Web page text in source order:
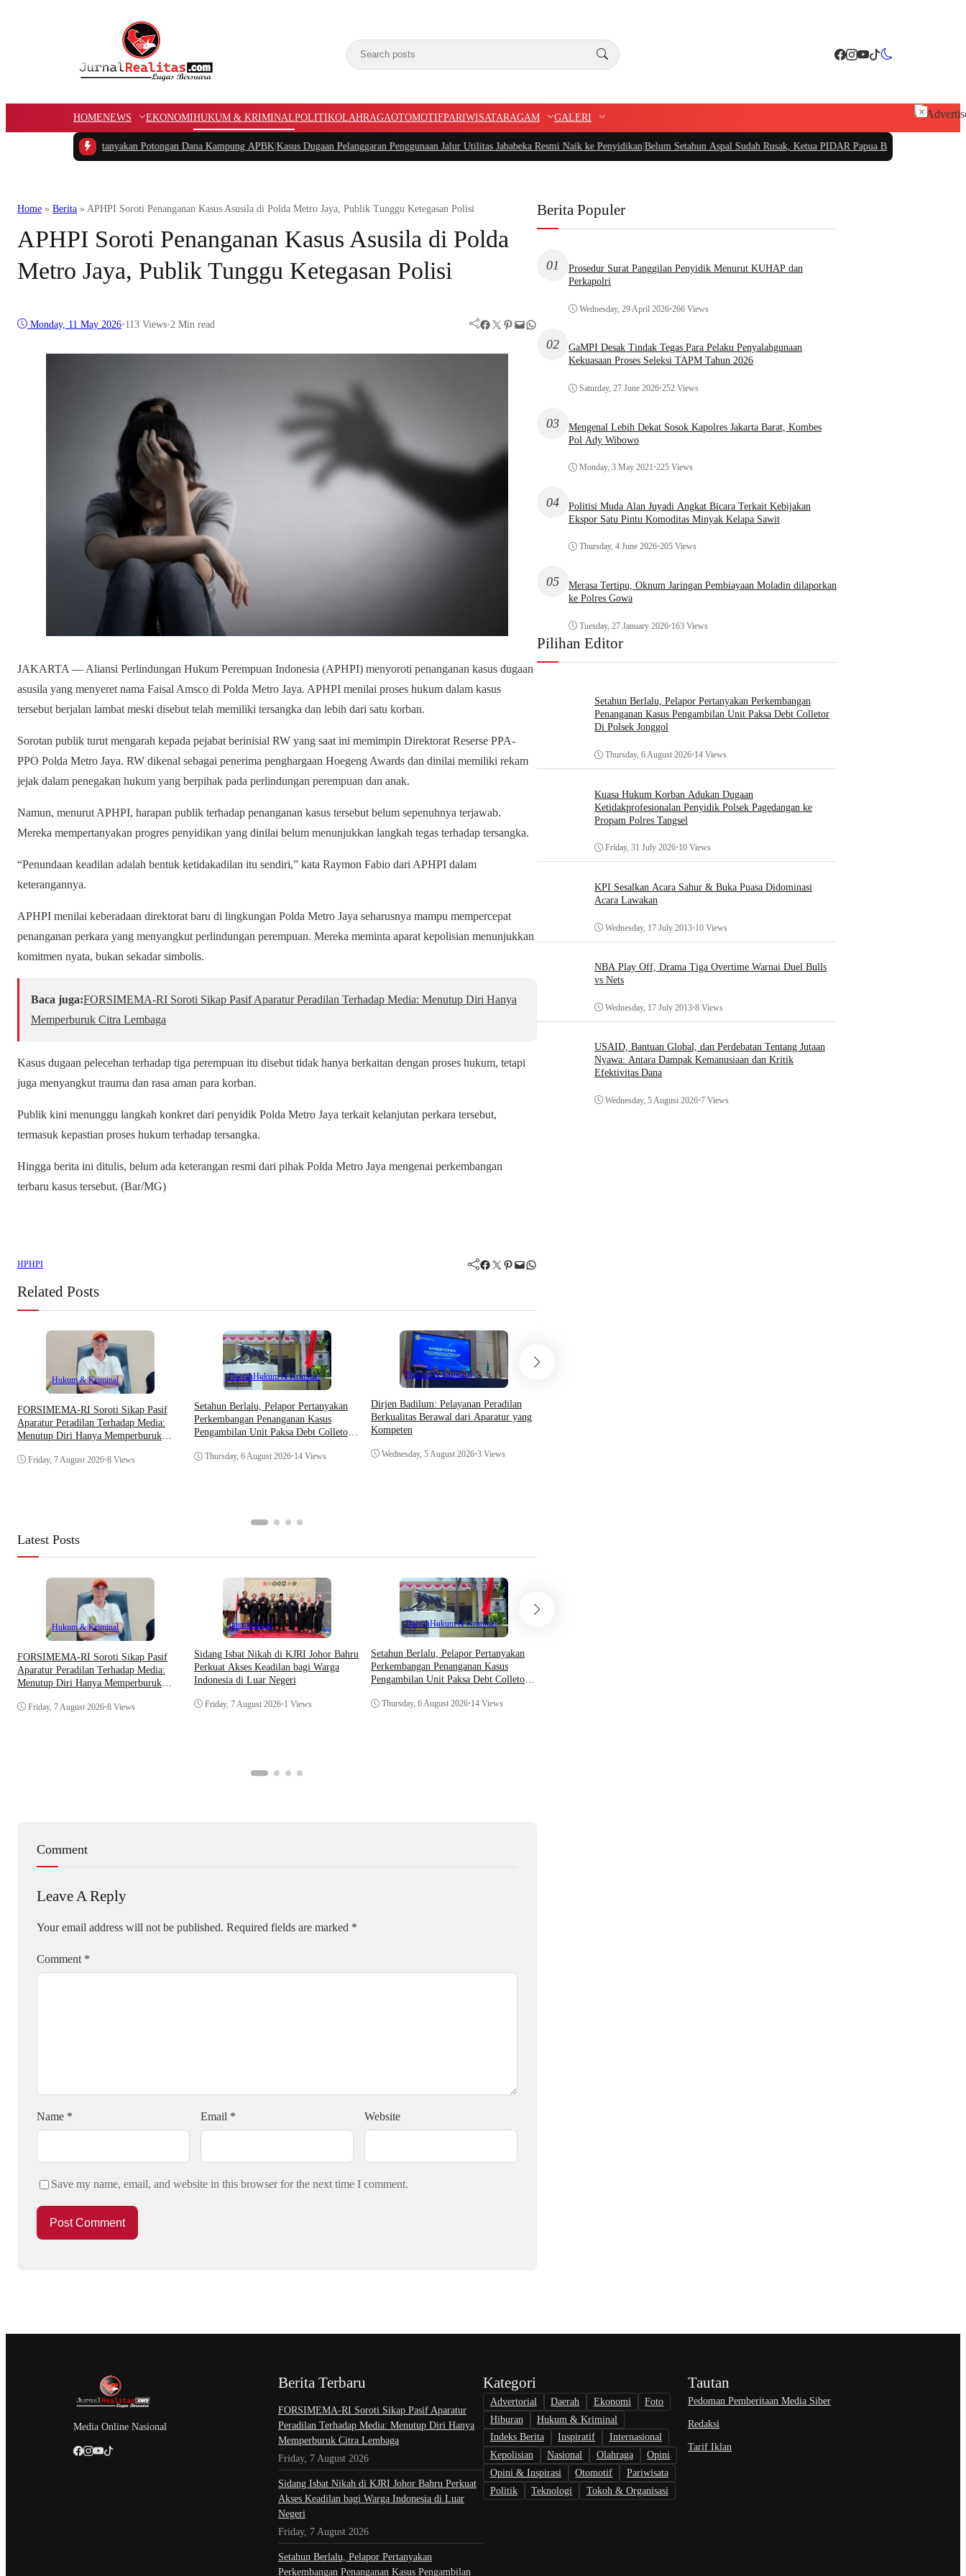
HOMENEWS EKONOMIHUKUM & KRIMINALPOLITIKOLAHRAGAOTOMOTIFPARIWISATARAGAM GALERI
Barat Pertanyakan Potongan Dana Kampung APBK|Kasus Dugaan Pelanggaran Penggunaan Jalur Utilitas Jababeka Resmi Naik ke Penyidikan|Belum Setahun Aspal Sudah Rusak, Ketua PIDAR Papua Barat Minta Kajati Papua Periksa
Home » Berita » APHPI Soroti Penanganan Kasus Asusila di Polda Metro Jaya, Publik Tunggu Ketegasan Polisi
APHPI Soroti Penanganan Kasus Asusila di Polda
Metro Jaya, Publik Tunggu Ketegasan Polisi
Monday, 11 May 2026•113 Views•2 Min read Facebook Twitter Pinterest Mail WhatsApp
JAKARTA — Aliansi Perlindungan Hukum Perempuan Indonesia (APHPI) menyoroti penanganan kasus dugaan
asusila yang menyeret nama Faisal Amsco di Polda Metro Jaya. APHPI menilai proses hukum dalam kasus
tersebut berjalan lambat meski disebut telah memiliki tersangka dan lebih dari satu korban.
Sorotan publik turut mengarah kepada pejabat berinisial RW yang saat ini memimpin Direktorat Reserse PPA-
PPO Polda Metro Jaya. RW dikenal sebagai penerima penghargaan Hoegeng Awards dan dinilai memiliki rekam
jejak dalam penegakan hukum yang berpihak pada perlindungan perempuan dan anak.
Namun, menurut APHPI, harapan publik terhadap penanganan kasus tersebut belum sepenuhnya terjawab.
Mereka mempertanyakan progres penyidikan yang dinilai belum menunjukkan langkah tegas terhadap tersangka.
“Penundaan keadilan adalah bentuk ketidakadilan itu sendiri,” kata Raymon Fabio dari APHPI dalam
keterangannya.
APHPI menilai keberadaan direktorat baru di lingkungan Polda Metro Jaya seharusnya mampu mempercepat
penanganan perkara yang menyangkut perlindungan perempuan. Mereka meminta aparat kepolisian menunjukkan
komitmen nyata, bukan sekadar simbolis.
Baca juga:​FORSIMEMA-RI Soroti Sikap Pasif Aparatur Peradilan Terhadap Media: Menutup Diri Hanya
Memperburuk Citra Lembaga
Kasus dugaan pelecehan terhadap tiga perempuan itu disebut tidak hanya berkaitan dengan proses hukum, tetapi
juga menyangkut trauma dan rasa aman para korban.
Publik kini menunggu langkah konkret dari penyidik Polda Metro Jaya terkait kelanjutan perkara tersebut,
termasuk kepastian proses hukum terhadap tersangka.
Hingga berita ini ditulis, belum ada keterangan resmi dari pihak Polda Metro Jaya mengenai perkembangan
terbaru kasus tersebut. (Bar/MG)
HPHPI Facebook Twitter Pinterest Mail WhatsApp
Related Posts
Hukum & Kriminal
​FORSIMEMA-RI Soroti Sikap Pasif
Aparatur Peradilan Terhadap Media:
Menutup Diri Hanya Memperburuk
Friday, 7 August 2026•8 Views
DaerahHukum & Kriminal
Setahun Berlalu, Pelapor Pertanyakan
Perkembangan Penanganan Kasus
Pengambilan Unit Paksa Debt Colletor
Thursday, 6 August 2026•14 Views
Hukum & Kriminal
Dirjen Badilum: Pelayanan Peradilan
Berkualitas Berawal dari Aparatur yang
Kompeten
Wednesday, 5 August 2026•3 Views
Latest Posts
Hukum & Kriminal
​FORSIMEMA-RI Soroti Sikap Pasif
Aparatur Peradilan Terhadap Media:
Menutup Diri Hanya Memperburuk
Friday, 7 August 2026•8 Views
Internasional
Sidang Isbat Nikah di KJRI Johor Bahru
Perkuat Akses Keadilan bagi Warga
Indonesia di Luar Negeri
Friday, 7 August 2026•1 Views
DaerahHukum & Kriminal
Setahun Berlalu, Pelapor Pertanyakan
Perkembangan Penanganan Kasus
Pengambilan Unit Paksa Debt Colletor
Thursday, 6 August 2026•14 Views
Comment
Leave A Reply
Your email address will not be published. Required fields are marked *
Comment *
Name * Email * Website
Save my name, email, and website in this browser for the next time I comment.
Berita Populer
01
Prosedur Surat Panggilan Penyidik Menurut KUHAP dan
Perkapolri
Wednesday, 29 April 2026•266 Views
02
GaMPI Desak Tindak Tegas Para Pelaku Penyalahgunaan
Kekuasaan Proses Seleksi TAPM Tahun 2026
Saturday, 27 June 2026•252 Views
03
Mengenal Lebih Dekat Sosok Kapolres Jakarta Barat, Kombes
Pol Ady Wibowo
Monday, 3 May 2021•225 Views
04
Politisi Muda Alan Juyadi Angkat Bicara Terkait Kebijakan
Ekspor Satu Pintu Komoditas Minyak Kelapa Sawit
Thursday, 4 June 2026•205 Views
05
Merasa Tertipu, Oknum Jaringan Pembiayaan Moladin dilaporkan
ke Polres Gowa
Tuesday, 27 January 2026•163 Views
Pilihan Editor
Setahun Berlalu, Pelapor Pertanyakan Perkembangan
Penanganan Kasus Pengambilan Unit Paksa Debt Colletor
Di Polsek Jonggol
Thursday, 6 August 2026•14 Views
Kuasa Hukum Korban Adukan Dugaan
Ketidakprofesionalan Penyidik Polsek Pagedangan ke
Propam Polres Tangsel
Friday, 31 July 2026•10 Views
KPI Sesalkan Acara Sahur & Buka Puasa Didominasi
Acara Lawakan
Wednesday, 17 July 2013•10 Views
NBA Play Off, Drama Tiga Overtime Warnai Duel Bulls
vs Nets
Wednesday, 17 July 2013•8 Views
USAID, Bantuan Global, dan Perdebatan Tentang Jutaan
Nyawa: Antara Dampak Kemanusiaan dan Kritik
Efektivitas Dana
Wednesday, 5 August 2026•7 Views
Media Online Nasional
Berita Terbaru
​FORSIMEMA-RI Soroti Sikap Pasif Aparatur
Peradilan Terhadap Media: Menutup Diri Hanya
Memperburuk Citra Lembaga
Friday, 7 August 2026
Sidang Isbat Nikah di KJRI Johor Bahru Perkuat
Akses Keadilan bagi Warga Indonesia di Luar
Negeri
Friday, 7 August 2026
Setahun Berlalu, Pelapor Pertanyakan
Perkembangan Penanganan Kasus Pengambilan
Kategori
Advertorial Daerah Ekonomi
Foto
Hiburan
Hukum & Kriminal
Indeks Berita
Inspiratif
Internasional
Kepolisian
Nasional Olahraga
Opini
Opini & Inspirasi
Otomotif
Pariwisata
Politik
Teknologi Tokoh & Organisasi
Tautan
Pedoman Pemberitaan Media Siber
Redaksi
Tarif Iklan
×